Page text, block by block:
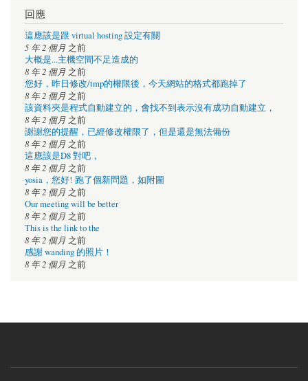
回應
這應該是跟 virtual hosting 設定有關
5 年 2 個月 之前
大概是...主機空間不足造成的
8 年 2 個月 之前
您好，昨日修改/tmp的權限後，今天網站的格式都跑掉了
8 年 2 個月 之前
該資料夾是程式自動建立的，會找不到表示沒有成功自動建立，
8 年 2 個月 之前
謝謝您的提醒，已經修改權限了，但是還是無法備份
8 年 2 個月 之前
這應該是D8 對吧，
8 年 2 個月 之前
yosia，您好! 跑了個新問題，如附圖
8 年 2 個月 之前
Our meeting will be better
8 年 2 個月 之前
This is the link to the
8 年 2 個月 之前
感謝 wanding 的照片！
8 年 2 個月 之前